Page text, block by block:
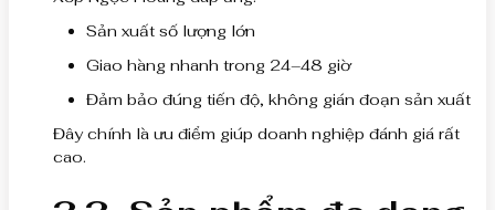
Sản xuất số lượng lớn
Giao hàng nhanh trong 24–48 giờ
Đảm bảo đúng tiến độ, không gián đoạn sản xuất
Đây chính là ưu điểm giúp doanh nghiệp đánh giá rất
cao.